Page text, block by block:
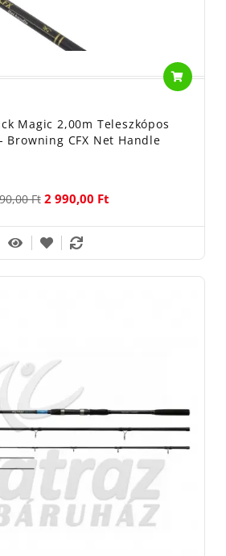
Magic 2,00m Teleszkópos
Browning CFX Net Handle
Ft 2 990,00 Ft